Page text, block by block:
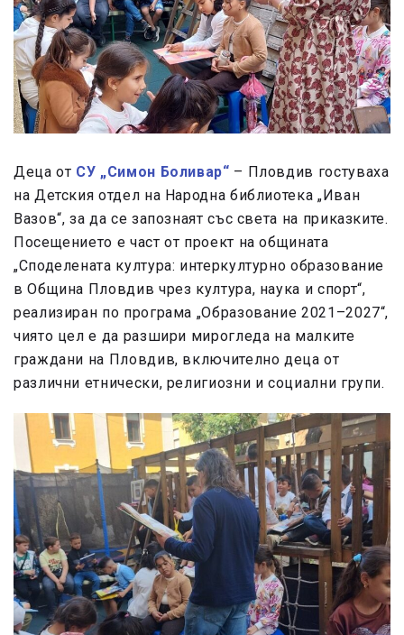
Деца от СУ „Симон Боливар“ – Пловдив гостуваха
на Детския отдел на Народна библиотека „Иван
Вазов“, за да се запознаят със света на приказките.
Посещението е част от проект на oбщината
„Споделената култура: интеркултурно образование
в Община Пловдив чрез култура, наука и спорт“,
реализиран по програма „Образование 2021–2027“,
чиято цел е да разшири мирогледа на малките
граждани на Пловдив, включително деца от
различни етнически, религиозни и социални групи.